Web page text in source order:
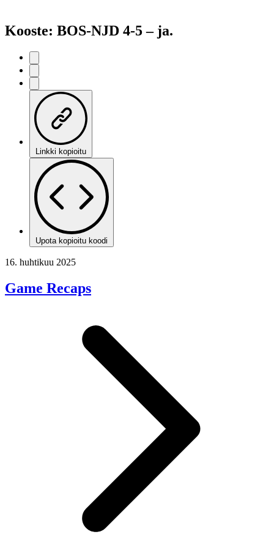
Kooste: BOS-NJD 4-5 – ja.
Linkki kopioitu
Upota kopioitu koodi
16. huhtikuu 2025
Game Recaps